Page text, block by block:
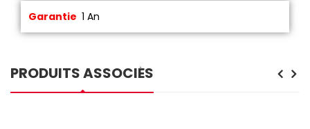
Garantie 1 An
PRODUITS ASSOCIÉS